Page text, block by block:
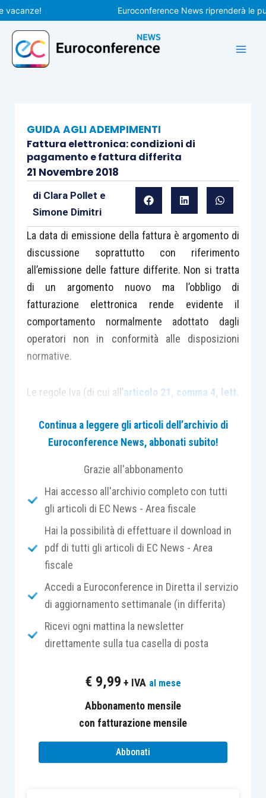
Vai
al
contenuto
Euroconference News riprenderà le
GUIDA AGLI ADEMPIMENTI
Fattura elettronica: condizioni di
pagamento e fattura differita
21 Novembre 2018
di Clara Pollet e
Simone Dimitri
La data di emissione della fattura è argomento di
discussione soprattutto con riferimento
all’emissione delle fatture differite. Non si tratta
di un argomento nuovo ma l’obbligo di
fatturazione elettronica rende evidente il
comportamento normalmente adottato dagli
operatori non in conformità alle disposizioni
normative.
Le regole Iva (di cui all’articolo 21, comma 4, lett.
emettere una sola fattura differitaentro il
giorno 15 del mese successivo a quello di
del medesimo soggetto, a condizione che:
la consegna o spedizione deibeni ceduti
risulti da documento di trasporto o da
altro documento idoneo a identificare i
soggetti tra i quali è effettuata
l’operazione oppure
individuabili attraverso idonea
Le fatture differite devono poi essere registrate
nel registro Iva delle vendite con riferimento al
effettuazione delle operazioni
Continua a leggere gli articoli dell’archivio di
Euroconference News, abbonati subito!
Grazie all'abbonamento
Hai accesso all'archivio completo con tutti
gli articoli di EC News - Area fiscale
Hai la possibilità di effettuare il download in
pdf di tutti gli articoli di EC News - Area
fiscale
Accedi a Euroconference in Diretta il servizio
di aggiornamento settimanale (in differita)
Ricevi ogni mattina la newsletter
direttamente sulla tua casella di posta
€ 9,99 + IVA al mese
Abbonamento mensile
con fatturazione mensile
Abbonati